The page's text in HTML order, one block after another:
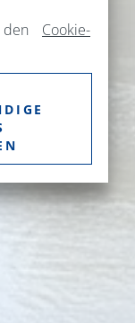
Cookie-